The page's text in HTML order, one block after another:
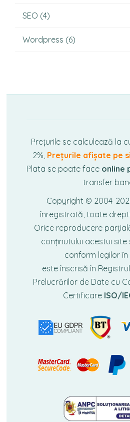
SEO (4)
Wordpress (6)
Prețurile se calculează la
2%, Prețurile afișate pe
Plata se poate face online
transfer
Copyright © 2004-
înregistrată, toate
Orice reproducere
conținutului acestui
conform legilor în
este înscrisă în
Prelucrărilor de Date cu
Certificare ISO/